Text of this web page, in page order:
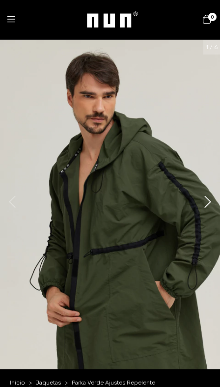
0
1 / 6
Início > Jaquetas > Parka Verde Ajustes Repelente